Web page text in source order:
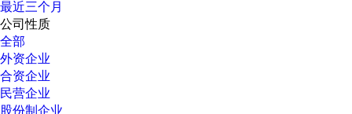
最近三个月
公司性质
全部
外资企业
合资企业
民营企业
股份制企业